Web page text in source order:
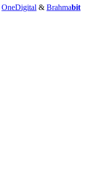
OneDigital & Brahmabit